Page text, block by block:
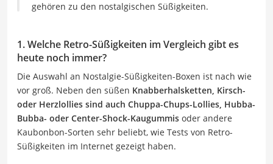
gehören zu den nostalgischen Süßigkeiten.
1. Welche Retro-Süßigkeiten im Vergleich gibt es
heute noch immer?
Die Auswahl an Nostalgie-Süßigkeiten-Boxen ist nach wie
vor groß. Neben den süßen Knabberhalsketten, Kirsch-
oder Herzlollies sind auch Chuppa-Chups-Lollies, Hubba-
Bubba- oder Center-Shock-Kaugummis oder andere
Kaubonbon-Sorten sehr beliebt, wie Tests von Retro-
Süßigkeiten im Internet gezeigt haben.